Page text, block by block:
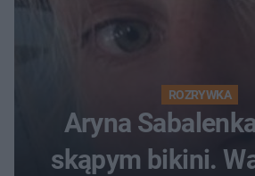
ROZRYWKA
Aryna
skąpym bikini.